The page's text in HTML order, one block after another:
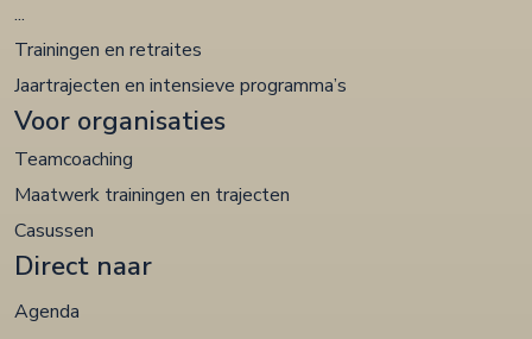
...
Trainingen en retraites
Jaartrajecten en intensieve programma’s
Voor organisaties
Teamcoaching
Maatwerk trainingen en trajecten
Casussen
Direct naar
Agenda